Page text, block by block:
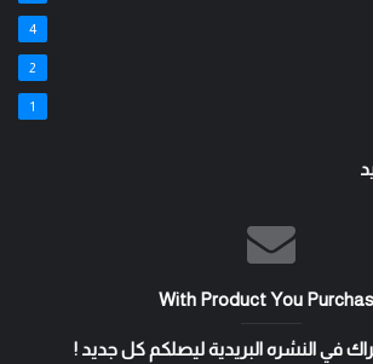
4
2
1
With Product You
في النشره البريدية ليصلكم كل جديد !